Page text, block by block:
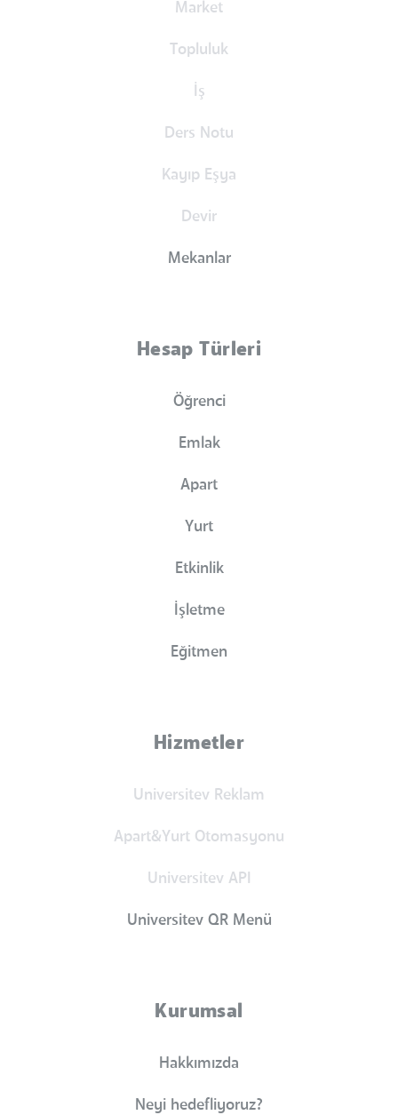
Market
Topluluk
İş
Ders Notu
Kayıp Eşya
Devir
Mekanlar
Hesap Türleri
Öğrenci
Emlak
Apart
Yurt
Etkinlik
İşletme
Eğitmen
Hizmetler
Universitev Reklam
Apart&Yurt Otomasyonu
Universitev API
Universitev QR Menü
Kurumsal
Hakkımızda
Neyi hedefliyoruz?